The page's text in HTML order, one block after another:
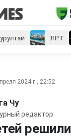
ЛРТ
2024 г., 22:52
Чу
редактор
решили